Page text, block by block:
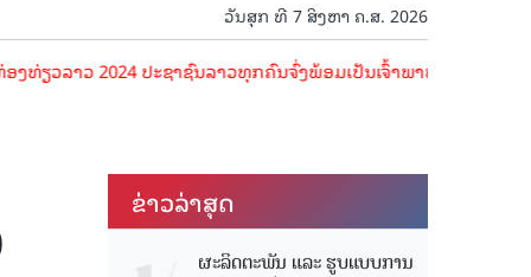
ວັນສຸກ ທີ 7 ສິງຫາ ຄ.ສ. 2026
າວ 2024 ປະຊາຊົນລາວທຸກຄົນຈົ່ງພ້ອມເປັນເຈົ້າພາບທີ່ດີ ຕ້ອນຮັບນັກທ່ອ
ຂ່າວ​ລ່າ​ສຸດ
ຜະລິດຕະພັນ ແລະ ຮູບແບບການ